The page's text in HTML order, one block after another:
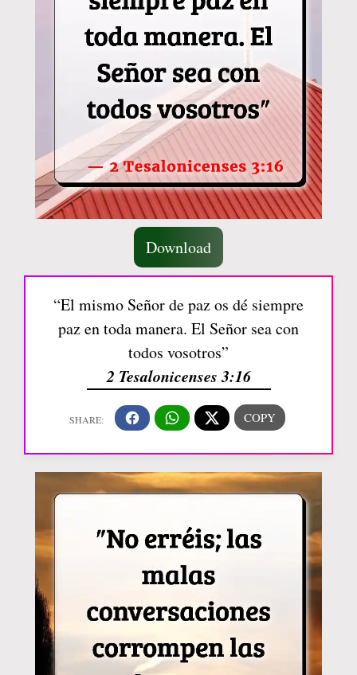
Download
“El mismo Señor de paz os dé siempre
paz en toda manera. El Señor sea con
todos vosotros”
2 Tesalonicenses 3:16